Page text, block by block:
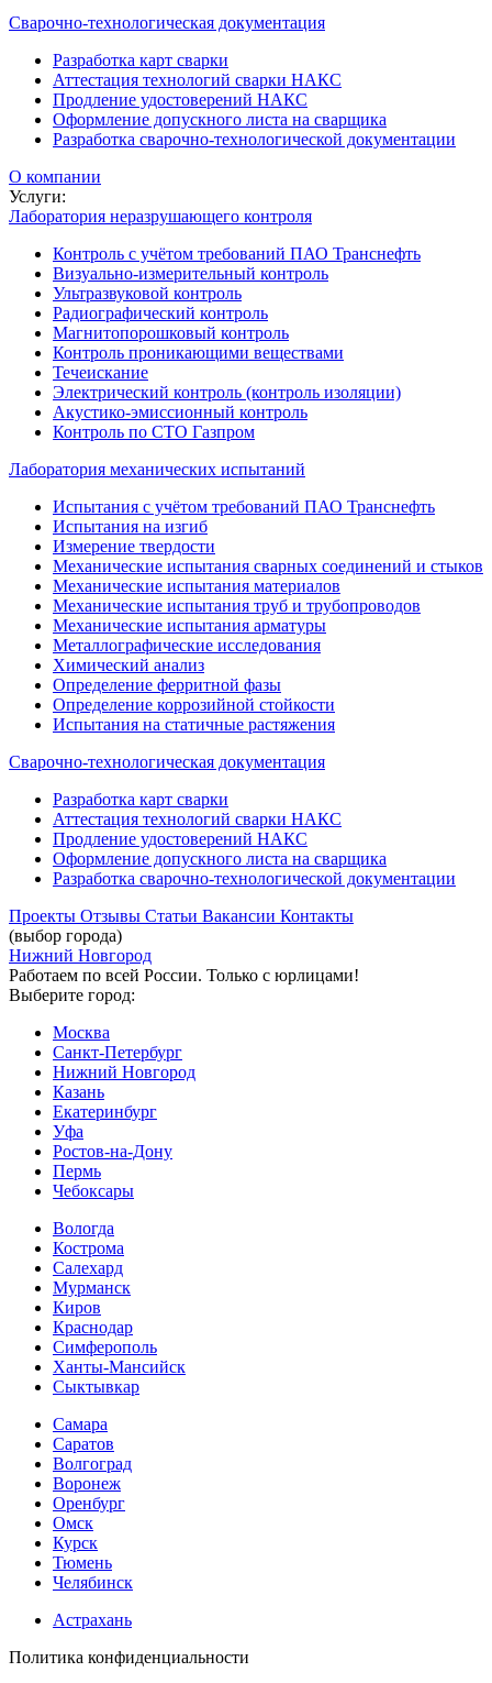
Сварочно-технологическая документация
Разработка карт сварки
Аттестация технологий сварки НАКС
Продление удостоверений НАКС
Оформление допускного листа на сварщика
Разработка сварочно-технологической документации
О компании
Услуги:
Лаборатория неразрушающего контроля
Контроль с учётом требований ПАО Транснефть
Визуально-измерительный контроль
Ультразвуковой контроль
Радиографический контроль
Магнитопорошковый контроль
Контроль проникающими веществами
Течеискание
Электрический контроль (контроль изоляции)
Акустико-эмиссионный контроль
Контроль по СТО Газпром
Лаборатория механических испытаний
Испытания с учётом требований ПАО Транснефть
Испытания на изгиб
Измерение твердости
Механические испытания сварных соединений и стыков
Механические испытания материалов
Механические испытания труб и трубопроводов
Механические испытания арматуры
Металлографические исследования
Химический анализ
Определение ферритной фазы
Определение коррозийной стойкости
Испытания на статичные растяжения
Сварочно-технологическая документация
Разработка карт сварки
Аттестация технологий сварки НАКС
Продление удостоверений НАКС
Оформление допускного листа на сварщика
Разработка сварочно-технологической документации
Проекты Отзывы Статьи Вакансии Контакты
(выбор города)
Нижний Новгород
Работаем по всей России. Только с юрлицами!
Выберите город:
Москва
Санкт-Петербург
Нижний Новгород
Казань
Екатеринбург
Уфа
Ростов-на-Дону
Пермь
Чебоксары
Вологда
Кострома
Салехард
Мурманск
Киров
Краснодар
Симферополь
Ханты-Мансийск
Сыктывкар
Самара
Саратов
Волгоград
Воронеж
Оренбург
Омск
Курск
Тюмень
Челябинск
Астрахань
Политика конфиденциальности